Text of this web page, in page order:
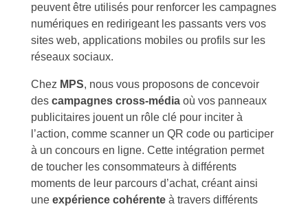
peuvent être utilisés pour renforcer les campagnes
numériques en redirigeant les passants vers vos
sites web, applications mobiles ou profils sur les
réseaux sociaux.
Chez MPS, nous vous proposons de concevoir
des campagnes cross-média où vos panneaux
publicitaires jouent un rôle clé pour inciter à
l’action, comme scanner un QR code ou participer
à un concours en ligne. Cette intégration permet
de toucher les consommateurs à différents
moments de leur parcours d’achat, créant ainsi
une expérience cohérente à travers différents